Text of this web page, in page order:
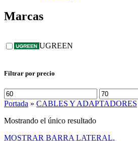
Marcas
UGREEN
Filtrar por precio
Precio
mínimo
Precio
máximo
Portada » CABLES Y ADAPTADORES
Mostrando el único resultado
MOSTRAR BARRA LATERAL.